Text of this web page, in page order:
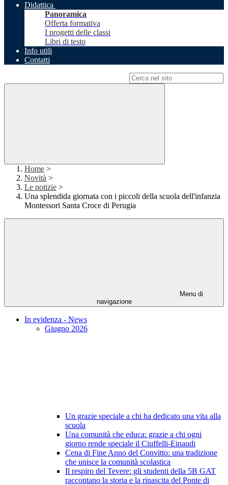
Didattica
Panoramica
Offerta formativa
I progetti delle classi
Libri di testo
Info utili
Contatti
Home >
Novità >
Le notizie >
Una splendida giornata con i piccoli della scuola dell'infanzia
Montessori Santa Croce di Perugia
Menu di
navigazione
In evidenza - News
Giugno 2026
Un grazie speciale a chi ha dedicato una vita alla
scuola
Una comunità che educa: grazie a chi ogni
giorno rende speciale il Ciuffelli-Einaudi
Cena di Fine Anno del Convitto: una tradizione
che unisce la comunità scolastica
Il respiro del Tevere: gli studenti della 5B GAT
raccontano la storia e la rinascita del Ponte di